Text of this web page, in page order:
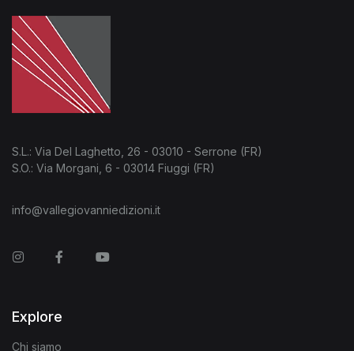
S.L.: Via Del Laghetto, 26 - 03010 - Serrone (FR)
S.O.: Via Morgani, 6 - 03014 Fiuggi (FR)
info@vallegiovanniedizioni.it
InstagramFacebookYou Tube
Explore
Chi siamo